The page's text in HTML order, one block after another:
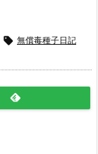
 無償毒種子日記